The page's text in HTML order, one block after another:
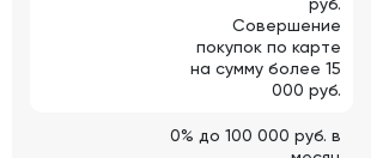
руб.
Совершение
покупок по карте
на сумму более 15
000 руб.
0% до 100 000 руб. в